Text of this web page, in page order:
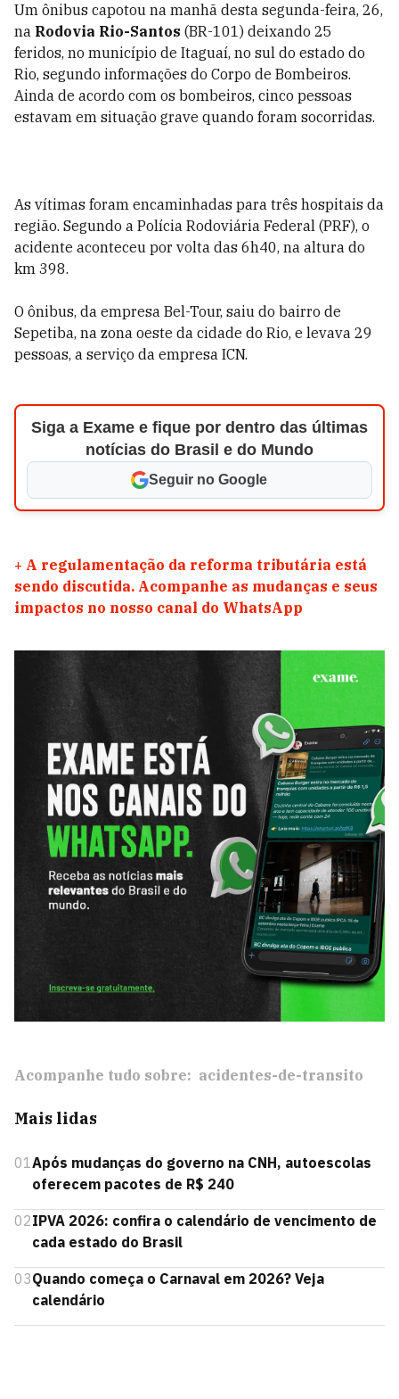
Um ônibus capotou na manhã desta segunda-feira, 26,
na Rodovia Rio-Santos (BR-101) deixando 25
feridos, no município de Itaguaí, no sul do estado do
Rio, segundo informações do Corpo de Bombeiros.
Ainda de acordo com os bombeiros, cinco pessoas
estavam em situação grave quando foram socorridas.
As vítimas foram encaminhadas para três hospitais da
região. Segundo a Polícia Rodoviária Federal (PRF), o
acidente aconteceu por volta das 6h40, na altura do
km 398.
O ônibus, da empresa Bel-Tour, saiu do bairro de
Sepetiba, na zona oeste da cidade do Rio, e levava 29
pessoas, a serviço da empresa ICN.
Siga a Exame e fique por dentro das últimas
notícias do Brasil e do Mundo
Seguir no Google
+ A regulamentação da reforma tributária está
sendo discutida. Acompanhe as mudanças e seus
impactos no nosso canal do WhatsApp
Acompanhe tudo sobre: acidentes-de-transito
Mais lidas
01 Após mudanças do governo na CNH, autoescolas
oferecem pacotes de R$ 240
02IPVA 2026: confira o calendário de vencimento de
cada estado do Brasil
03Quando começa o Carnaval em 2026? Veja
calendário